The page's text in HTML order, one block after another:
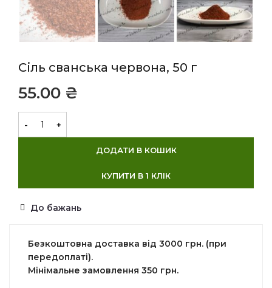
Сіль сванська червона, 50 г
₴
ДОДАТИ В КОШИК
КУПИТИ В 1 КЛІК
Безкоштовна доставка від 3000 грн. (при
передоплаті).
Мінімальне замовлення 350 грн.
До бажань